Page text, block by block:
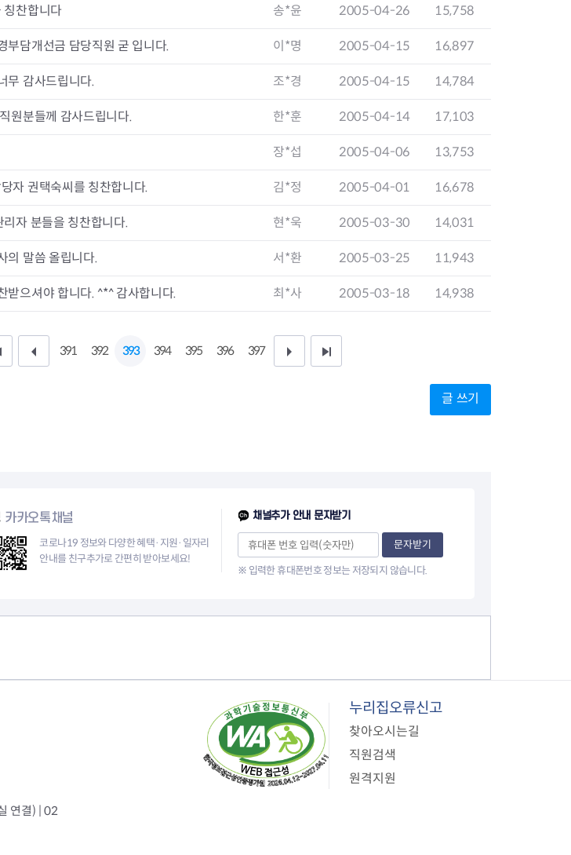
부조리신고
부조리신고
고
위신고
령위반신고
보조금 부정신고
객의 권리
실시결과
감사참여
진비 공개
사관활동
옴부즈만 소개
고충민원 신청방법 및 처리
조사결과 공표
고향사랑기부제
답례물품
배출및수거
봉투 및 납부필증
기물신청
센터
청소
염현황
선부담금
도
중립 생활 실천 캠페인
환경 개선사업
장실 찾기
기업 관련 사이트
사이버창업센터
동대문구 착한가격업소
숨어있는 착한가격업소 추천
장바구니 물가정보
사회적경제 기업
공동주택현황
정비사업구역현황
재건축
재개발
재정비촉진
지구단위계획
석면해체·제거일정
청량리 중심지 육성
도시디자인
장안동283-1일대 개발사업
역세권 활성화사업
립
서울도시공간포털
지역주택조합사업
칭찬합니다 송*윤 2005-04-26 15,758
부담개선금 담당직원 굳 입니다. 이*명 2005-04-15 16,897
무 감사드립니다. 조*경 2005-04-15 14,784
원분들께 감사드립니다. 한*훈 2005-04-14 17,103
장*섭 2005-04-06 13,753
자 권택숙씨를 칭찬합니다. 김*정 2005-04-01 16,678
자 분들을 칭찬합니다. 현*욱 2005-03-30 14,031
의 말씀 올립니다. 서*환 2005-03-25 11,943
받으셔야 합니다. ^*^ 감사합니다. 최*사 2005-03-18 14,938
처
이
지
391 392 393 394 395 396 397
이
지
끝
글 쓰기
카카오톡채널
코로나19 정보와 다양한 혜택·지원·일자리
안내를 친구추가로 간편히 받아보세요!
채널추가 안내 문자받기
문자받기
※ 입력한 휴대폰번호 정보는 저장되지 않습니다.
연결) | 02
누리집오류신고
찾아오시는길
직원검색
원격지원